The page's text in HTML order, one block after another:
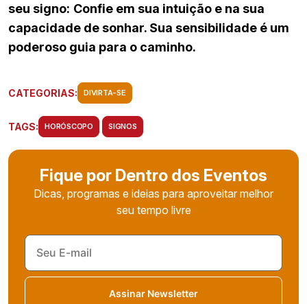
seu signo: Confie em sua intuição e na sua
capacidade de sonhar. Sua sensibilidade é um
poderoso guia para o caminho.
CATEGORIAS: DIVIRTA-SE
TAGS: HORÓSCOPO SIGNOS
Fique por Dentro dos Eventos
Dicas, programas e ideias para aproveitar melhor
seu tempo livre
Assinar Newsletter